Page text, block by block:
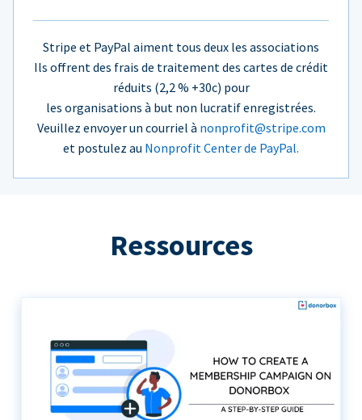
Stripe et PayPal aiment tous deux les associations
Ils offrent des frais de traitement des cartes de crédit
réduits (2,2 % +30c) pour
les organisations à but non lucratif enregistrées.
Veuillez envoyer un courriel à nonprofit@stripe.com
et postulez au Nonprofit Center de PayPal.
Ressources